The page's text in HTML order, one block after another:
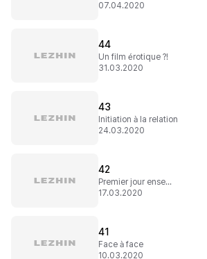
07.04.2020
44
Un film érotique ?!
31.03.2020
43
Initiation à la relation
24.03.2020
42
Premier jour ensemble
17.03.2020
41
Face à face
10.03.2020